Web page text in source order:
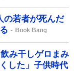
若者が死んだ
Book Bang
み干しゲロまみ
した」子供時代